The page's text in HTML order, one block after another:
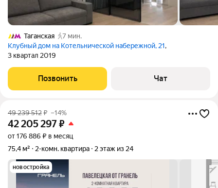
Таганская
7 мин.
Клубный дом на Котельнической набережной, 21,
3 квартал 2019
Позвонить Чат
49 239 512₽ –14%
42 205 297₽
от 176 886 ₽ в месяц
75,4 м²
2-комн. квартира 2 этаж из 24
новостройка